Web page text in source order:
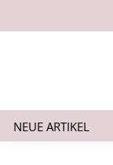
NEUE ARTIKEL